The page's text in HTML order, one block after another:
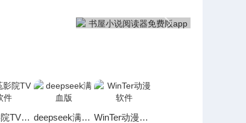
菟菟影院TV软件 deepseek满血版 WinTer动漫软件